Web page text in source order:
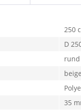
250
D
rund
beige
35